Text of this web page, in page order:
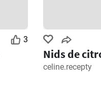
3
Nids de
celine.recepty